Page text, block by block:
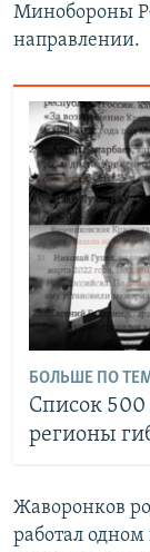
Минобороны
направлении.
БОЛЬШЕ ПО
Список
регионы
Жаворонков
работал